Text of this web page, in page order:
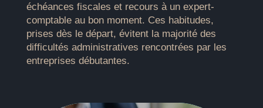
échéances fiscales et recours à un expert-
comptable au bon moment. Ces habitudes,
prises dès le départ, évitent la majorité des
difficultés administratives rencontrées par les
entreprises débutantes.